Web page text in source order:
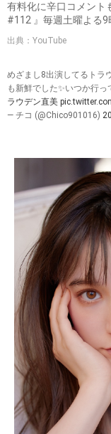
有料化に辛口コメント
#112 』毎週土曜よる9
出典：YouTube
めざまし8出演してるトラ
も新鮮でした✨いつか行
ラウデン直美
— チコ (@Chico901016)